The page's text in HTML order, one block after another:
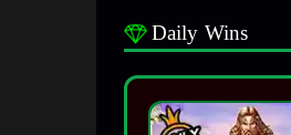
Daily Wins